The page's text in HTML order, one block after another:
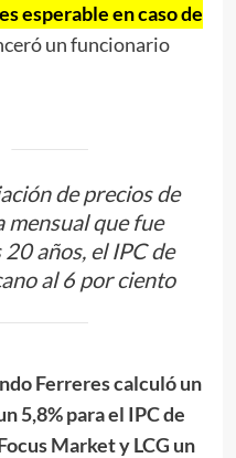
esperable en caso de
un funcionario
de precios de
mensual que fue
años, el IPC de
al 6 por ciento
Ferreres calculó un
5,8% para el IPC de
Market y LCG un